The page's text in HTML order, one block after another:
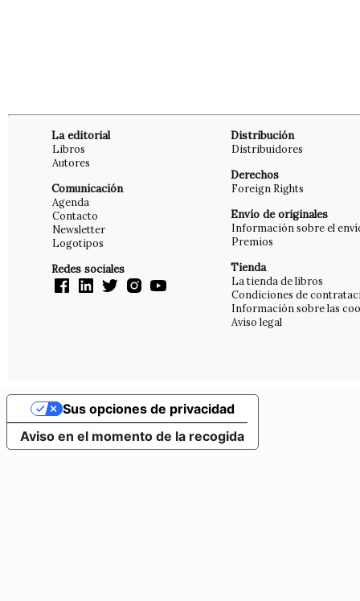
La editorial
Libros
Autores
Comunicación
Agenda
Contacto
Newsletter
Logotipos
Redes sociales
Distribución
Distribuidores
Derechos
Foreign Rights
Envío de originales
Información sobre el
Premios
Tienda
La tienda de libros
Condiciones de
Información sobre las
Aviso legal
Aviso en el momento de la recogida
Sus opciones de privacidad